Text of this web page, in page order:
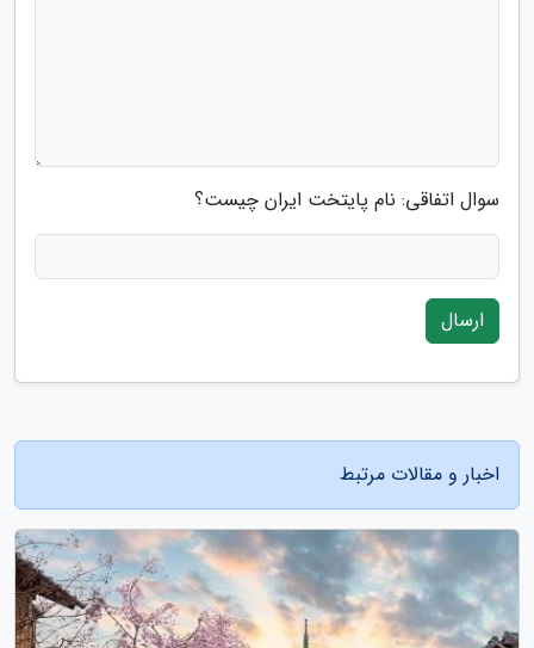
سوال اتفاقی: نام پایتخت ایران چیست؟
ارسال
اخبار و مقالات مرتبط